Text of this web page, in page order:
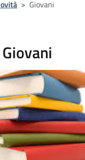
> Giovani